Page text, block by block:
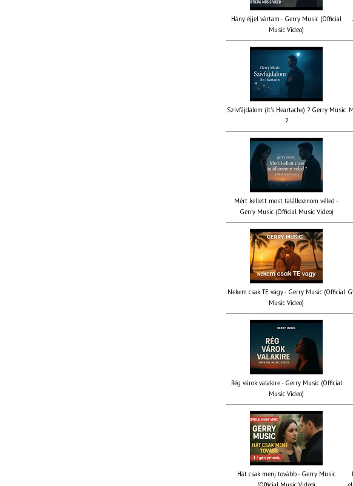
Hány éjjel vártam - Gerry Music (Official
Music Video)
Szívfájdalom (It’s Heartache) ? Gerry Music
?
Mért kellett most találkoznom véled -
Gerry Music (Official Music Video)
Nekem csak TE vagy - Gerry Music (Official
Music Video)
Rég várok valakire - Gerry Music (Official
Music Video)
Hát csak menj tovább - Gerry Music